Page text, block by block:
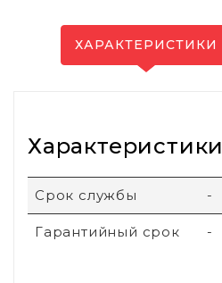
ХАРАКТЕРИСТИКИ
Характеристики
Срок службы -
Гарантийный срок -